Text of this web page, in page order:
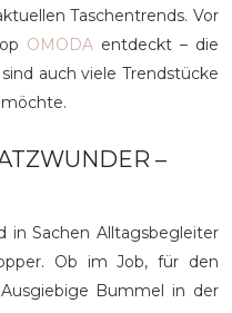
Taschentrends. Vor
OMODAentdeckt – die
auch viele Trendstücke
–
in Sachen Alltagsbegleiter
Ob im Job, für den
Bummel in der